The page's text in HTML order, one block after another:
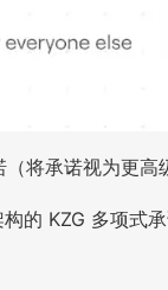
将承诺视为更高
的 KZG 多项式